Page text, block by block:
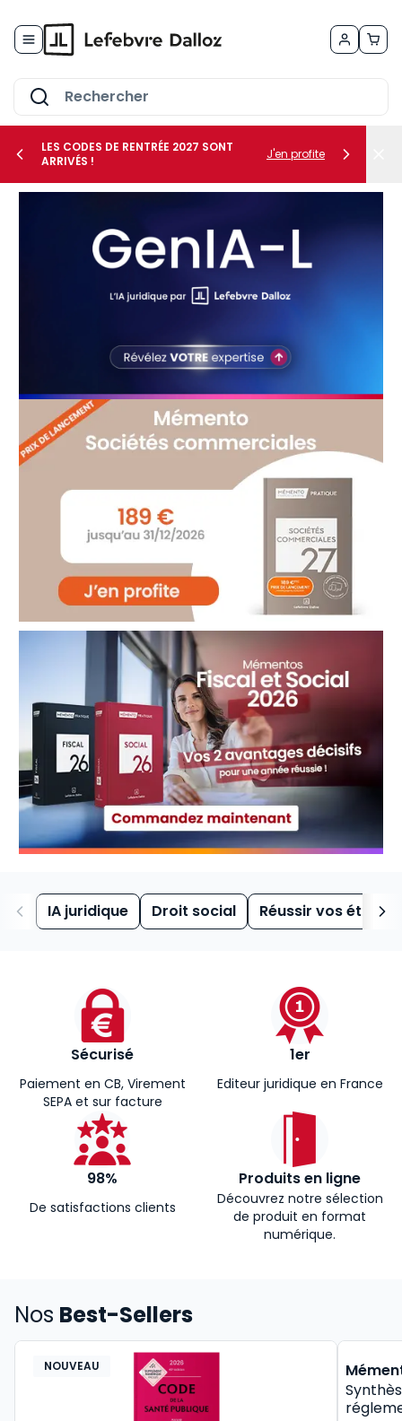
le sous-menu Vos besoins
LES CODES DE RENTRÉE 2027 SONT
ARRIVÉS !
J'en profite
IA juridique Droit social Réussir vos études
Sécurisé
Paiement en CB, Virement
SEPA et sur facture
1er
Editeur juridique en France
98%
De satisfactions clients
Produits en ligne
Découvrez notre sélection
de produit en format
numérique.
Nos Best-Sellers
NOUVEAU BEST-